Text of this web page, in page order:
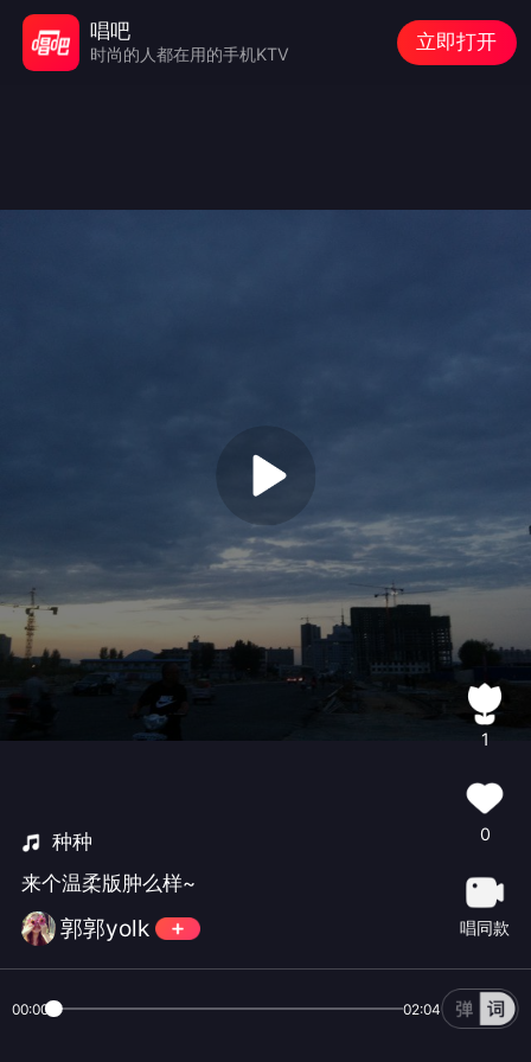
种种
来个温柔版肿么样~
郭郭yolk
1
0
唱同款
00:00 02:04
唱吧
时尚的人都在用的手机KTV
立即打开